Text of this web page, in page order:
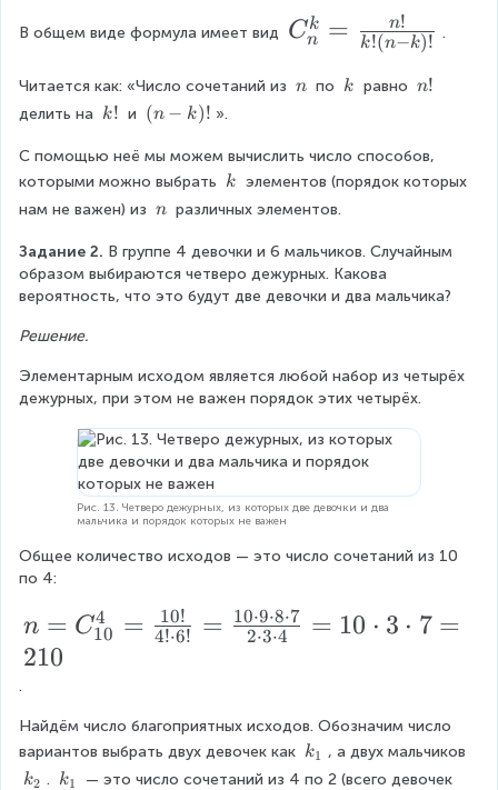
2
}
=
\f
r
a
c
{
1
}
{
3
{
0
}
^
{
3
}
=
r
a
c
{
\
c
o
t
В общем виде формула имеет вид C
n
k
=
\f
r
a
c
n
!}
{
k
!
n
k
Cn
k = k!(n−k)!
n! .
Читается как: «Число сочетаний из \
n по \
k равно n
n!
делить на k
k! и (
-
k
)
(n − k)! ».
С помощью неё мы можем вычислить число способов,
которыми можно выбрать \
\
k элементов (порядок которых
нам не важен) из \
n
n различных элементов.
Задание 2. В группе 4 девочки и 6 мальчиков. Случайным
образом выбираются четверо дежурных. Какова
вероятность, что это будут две девочки и два мальчика?
Решение.
Элементарным исходом является любой набор из четырёх
дежурных, при этом не важен порядок этих четырёх.
Рис. 13. Четверо дежурных, из которых две девочки и два
мальчика и порядок которых не важен
Общее количество исходов — это число сочетаний из 10
по 4:
n
=
_
{
1
n = C10
4 = 4!⋅6!
10! = 2⋅3⋅4
10⋅9⋅8⋅7 = 10 ⋅ 3 ⋅ 7 =
210
.
Найдём число благоприятных исходов. Обозначим число
вариантов выбрать двух девочек как k
_
k1 , а двух мальчиков
k
k2 . k
k1 — это число сочетаний из 4 по 2 (всего девочек